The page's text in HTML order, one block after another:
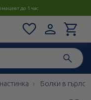
до 1 час
Болки в